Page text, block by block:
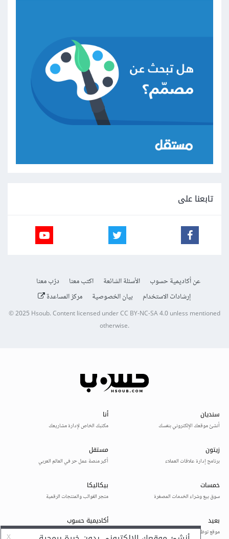
تابعنا على
عن أكاديمية حسوب الأسئلة الشائعة اكتب معنا
درّب معنا
إرشادات الاستخدام
بيان الخصوصية مركز المساعدة
© 2025Hsoub.Content licensed underCC BY-NC-SA 4.0unless mentioned
otherwise.